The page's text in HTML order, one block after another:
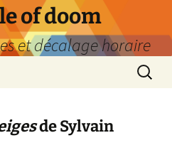
of doom
et décalage horaire
de Sylvain